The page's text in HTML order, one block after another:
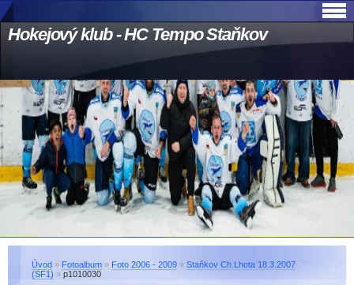
Hokejový klub - HC Tempo Staňkov
Úvod » Fotoalbum » Foto 2006 - 2009 » Staňkov Ch.Lhota 18.3.2007
(SF1) » p1010030